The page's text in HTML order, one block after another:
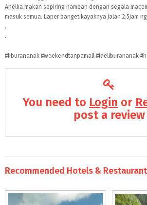
Anelka makan sepiring nambah dengan segala
masuk semua. Laper banget kayaknya jalan 2,5jam
.
.
#liburananak #weekendtanpamall #ideliburananak
You need to Login or
post a review
Recommended Hotels &